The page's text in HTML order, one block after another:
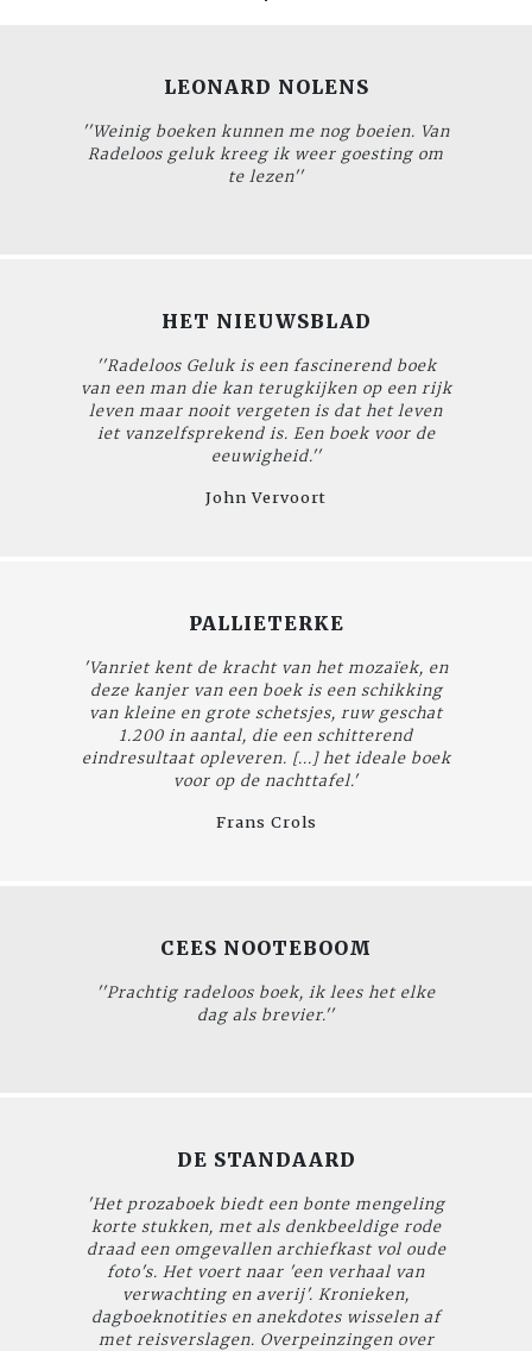
LEONARD NOLENS
''Weinig boeken kunnen me nog boeien. Van
Radeloos geluk kreeg ik weer goesting om
te lezen''
HET NIEUWSBLAD
''Radeloos Geluk is een fascinerend boek
van een man die kan terugkijken op een rijk
leven maar nooit vergeten is dat het leven
iet vanzelfsprekend is. Een boek voor de
eeuwigheid.''
John Vervoort
PALLIETERKE
'Vanriet kent de kracht van het mozaïek, en
deze kanjer van een boek is een schikking
van kleine en grote schetsjes, ruw geschat
1.200 in aantal, die een schitterend
eindresultaat opleveren. [...] het ideale boek
voor op de nachttafel.'
Frans Crols
CEES NOOTEBOOM
''Prachtig radeloos boek, ik lees het elke
dag als brevier.''
DE STANDAARD
'Het prozaboek biedt een bonte mengeling
korte stukken, met als denkbeeldige rode
draad een omgevallen archiefkast vol oude
foto's. Het voert naar 'een verhaal van
verwachting en averij'. Kronieken,
dagboeknotities en anekdotes wisselen af
met reisverslagen. Overpeinzingen over